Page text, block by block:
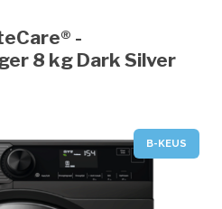
-
8 kg Dark Silver
B-KEUS